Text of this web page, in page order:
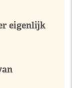
eigenlijk